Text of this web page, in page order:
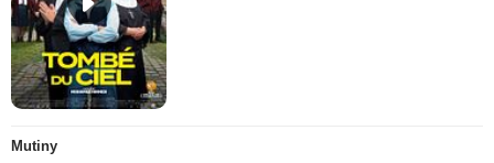
Mutiny